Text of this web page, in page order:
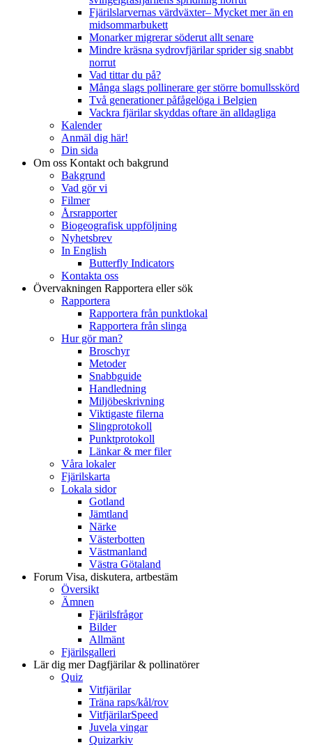
Fjärilslarvernas värdväxter– Mycket mer än en
midsommarbukett
Monarker migrerar söderut allt senare
Mindre kräsna sydrovfjärilar sprider sig snabbt
norrut
Vad tittar du på?
Många slags pollinerare ger större bomullsskörd
Två generationer påfågelöga i Belgien
Vackra fjärilar skyddas oftare än alldagliga
Kalender
Anmäl dig här!
Din sida
Om oss Kontakt och bakgrund
Bakgrund
Vad gör vi
Filmer
Årsrapporter
Biogeografisk uppföljning
Nyhetsbrev
In English
Butterfly Indicators
Kontakta oss
Övervakningen Rapportera eller sök
Rapportera
Rapportera från punktlokal
Rapportera från slinga
Hur gör man?
Broschyr
Metoder
Snabbguide
Handledning
Miljöbeskrivning
Viktigaste filerna
Slingprotokoll
Punktprotokoll
Länkar & mer filer
Våra lokaler
Fjärilskarta
Lokala sidor
Gotland
Jämtland
Närke
Västerbotten
Västmanland
Västra Götaland
Forum Visa, diskutera, artbestäm
Översikt
Ämnen
Fjärilsfrågor
Bilder
Allmänt
Fjärilsgalleri
Lär dig merDagfjärilar & pollinatörer
Quiz
Vitfjärilar
Träna raps/kål/rov
VitfjärilarSpeed
Juvela vingar
Quizarkiv